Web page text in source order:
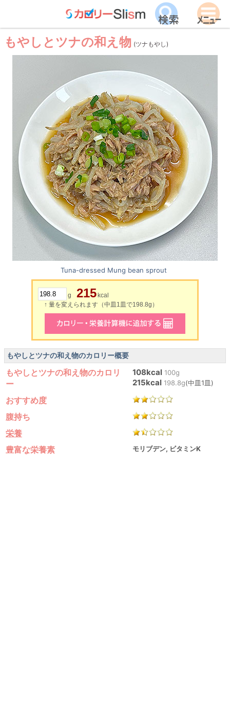
もやしとツナの和え物 (ツナもやし)
Tuna-dressed Mung bean sprout
g 215 kcal
↑ 量を変えられます（中皿1皿で198.8g）
もやしとツナの和え物のカロリー概要
もやしとツナの和え物のカロリ
ー
108kcal 100g
215kcal 198.8g(中皿1皿)
おすすめ度
腹持ち
栄養
豊富な栄養素
モリブデン, ビタミンK